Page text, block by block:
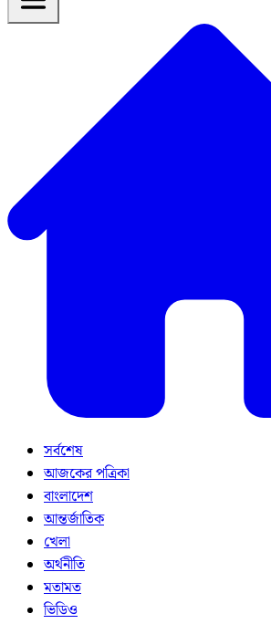
সর্বশেষ
আজকের পত্রিকা
বাংলাদেশ
আন্তর্জাতিক
খেলা
অর্থনীতি
মতামত
ভিডিও